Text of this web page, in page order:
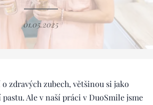
01.05.2025
zdravých zubech, většinou si jako
Ale v naší práci v DuoSmile jsme